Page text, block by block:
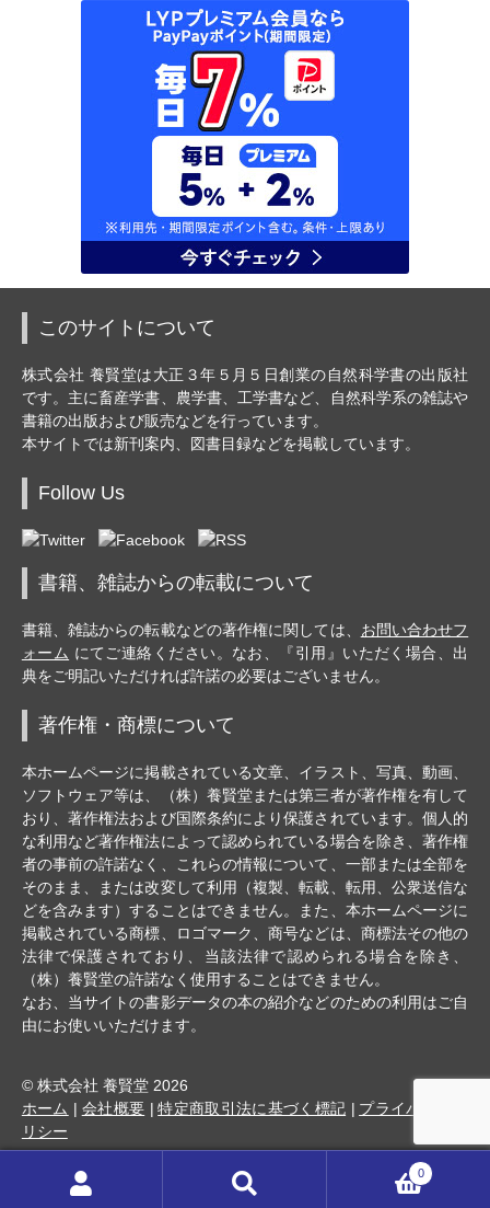
このサイトについて
株式会社 養賢堂は大正３年５月５日創業の自然科学書の出版社
です。主に畜産学書、農学書、工学書など、自然科学系の雑誌や
書籍の出版および販売などを行っています。
本サイトでは新刊案内、図書目録などを掲載しています。
Follow Us
書籍、雑誌からの転載について
書籍、雑誌からの転載などの著作権に関しては、 お問い合わせフ
ォーム にてご連絡ください。なお、『引用』いただく場合、出
典をご明記いただければ許諾の必要はございません。
著作権・商標について
本ホームページに掲載されている文章、イラスト、写真、動画、
ソフトウェア等は、（株）養賢堂または第三者が著作権を有して
おり、著作権法および国際条約により保護されています。個人的
な利用など著作権法によって認められている場合を除き、著作権
者の事前の許諾なく、これらの情報について、一部または全部を
そのまま、または改変して利用（複製、転載、転用、公衆送信な
どを含みます）することはできません。また、本ホームページに
掲載されている商標、ロゴマーク、商号などは、商標法その他の
法律で保護されており、当該法律で認められる場合を除き、
（株）養賢堂の許諾なく使用することはできません。
なお、当サイトの書影データの本の紹介などのための利用はご自
由にお使いいただけます。
© 株式会社 養賢堂 2026
ホーム
会社概要 特定商取引法に基づく標記
プライバシーポ
リシー
0